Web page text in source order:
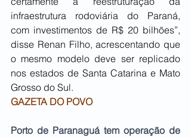
infraestrutura rodoviária do Paraná,
com investimentos de R$ 20 bilhões”,
disse Renan Filho, acrescentando que
o mesmo modelo deve ser replicado
nos estados de Santa Catarina e Mato
Grosso do Sul.
GAZETA DO POVO
Porto de Paranaguá tem operação de